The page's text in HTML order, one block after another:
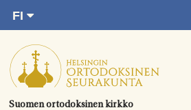
suoraan
sisältöön.
Suomen ortodoksinen kirkko
FI
SV
EN
UA
Etusivu
Ajankohtaista